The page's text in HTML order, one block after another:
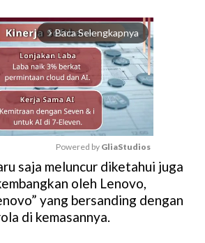
arrow_forward_ios Baca Selengkapnya
M
u
t
e
Powered by GliaStudios
saja meluncur diketahui juga
oleh Lenovo,
yang bersanding dengan
di kemasannya.